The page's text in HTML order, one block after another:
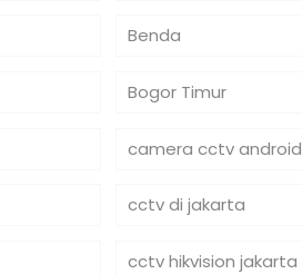
Benda
Bogor Timur
camera cctv android
cctv di jakarta
cctv hikvision jakarta